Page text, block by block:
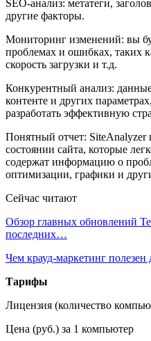
SEO-анализ: метатеги,
другие факторы.
Мониторинг изменений: вы
проблемах и ошибках, таких
скорость загрузки и т.д.
Конкурентный анализ:
контенте и других
разработать эффективную
Понятный отчет: SiteAnalyzer
состоянии сайта, которые
содержат информацию о
оптимизации, графики и
Сейчас читают
Обзор главных обновлений
последних…
Чем крауд-маркетинг полезен
Тарифы
Лицензия (количество
Цена (руб.) за 1 компьютер